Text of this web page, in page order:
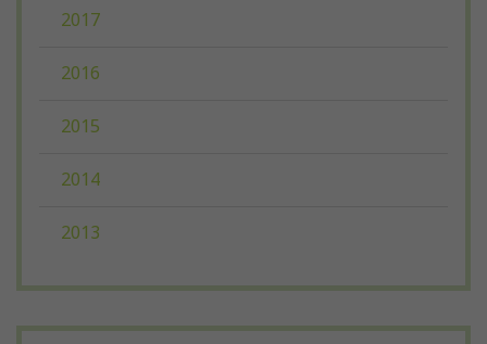
2017
2016
2015
2014
2013